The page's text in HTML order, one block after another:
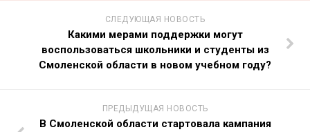
СЛЕДУЮЩАЯ НОВОСТЬ
Какими мерами поддержки могут
воспользоваться школьники и студенты из
Смоленской области в новом учебном году?
ПРЕДЫДУЩАЯ НОВОСТЬ
В Смоленской области стартовала кампания